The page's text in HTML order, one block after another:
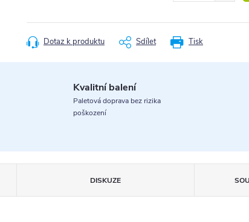
cena:
Tisk
Dotaz k produktu Sdílet
Kvalitní balení
Paletová doprava bez rizika
poškození
DISKUZE